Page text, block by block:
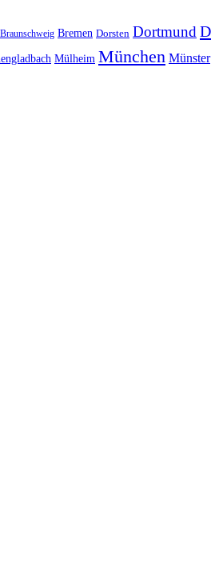
Braunschweig Bremen Dorsten Dortmund
Mülheim München Münster